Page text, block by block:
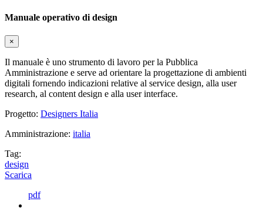
Manuale operativo di design
×
Il manuale è uno strumento di lavoro per la Pubblica
Amministrazione e serve ad orientare la progettazione di ambienti
digitali fornendo indicazioni relative al service design, alla user
research, al content design e alla user interface.
Progetto: Designers Italia
Amministrazione: italia
Tag:
design
Scarica
pdf